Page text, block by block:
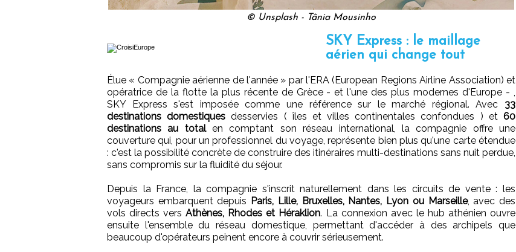
© Unsplash - Tânia Mousinho
SKY Express : le maillage
aérien qui change tout
Élue « Compagnie aérienne de l'année » par l'ERA (European Regions Airline Association) et
opératrice de la flotte la plus récente de Grèce - et l'une des plus modernes d'Europe - ,
SKY Express s'est imposée comme une référence sur le marché régional. Avec 33
destinations domestiques desservies ( îles et villes continentales confondues ) et60
destinations au totalen comptant son réseau international, la compagnie offre une
couverture qui, pour un professionnel du voyage, représente bien plus qu'une carte étendue
: c'est la possibilité concrète de construire des itinéraires multi-destinations sans nuit perdue,
sans compromis sur la fluidité du séjour.
Depuis la France, la compagnie s'inscrit naturellement dans les circuits de vente : les
voyageurs embarquent depuis Paris, Lille, Bruxelles, Nantes, Lyon ou Marseille, avec des
vols directs versAthènes, Rhodes et Héraklion. La connexion avec le hub athénien ouvre
ensuite l'ensemble du réseau domestique, permettant d'accéder à des archipels que
beaucoup d'opérateurs peinent encore à couvrir sérieusement.